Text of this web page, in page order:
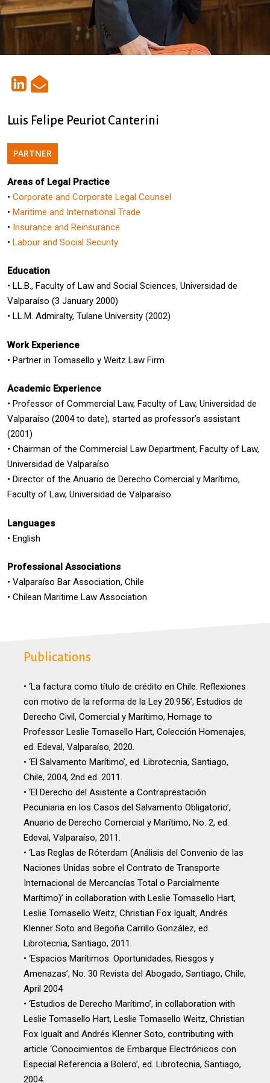
Luis Felipe Peuriot Canterini
PARTNER
Areas of Legal Practice
•Corporate and Corporate Legal Counsel
•Maritime and International Trade
• Insurance and Reinsurance
•Labour and Social Security
Education
• LL.B., Faculty of Law and Social Sciences, Universidad de
Valparaíso (3 January 2000)
• LL.M. Admiralty, Tulane University (2002)
Work Experience
• Partner in Tomasello y Weitz Law Firm
Academic Experience
• Professor of Commercial Law, Faculty of Law, Universidad de
Valparaíso (2004 to date), started as professor’s assistant
(2001)
• Chairman of the Commercial Law Department, Faculty of Law,
Universidad de Valparaíso
• Director of the Anuario de Derecho Comercial y Marítimo,
Faculty of Law, Universidad de Valparaíso
Languages
• English
Professional Associations
• Valparaíso Bar Association, Chile
• Chilean Maritime Law Association
Publications
• ‘La factura como título de crédito en Chile. Reflexiones
con motivo de la reforma de la Ley 20.956’, Estudios de
Derecho Civil, Comercial y Marítimo, Homage to
Professor Leslie Tomasello Hart, Colección Homenajes,
ed. Edeval, Valparaíso, 2020.
• ‘El Salvamento Marítimo’, ed. Librotecnia, Santiago,
Chile, 2004, 2nd ed. 2011.
• ‘El Derecho del Asistente a Contraprestación
Pecuniaria en los Casos del Salvamento Obligatorio’,
Anuario de Derecho Comercial y Marítimo, No. 2, ed.
Edeval, Valparaíso, 2011.
• ‘Las Reglas de Róterdam (Análisis del Convenio de las
Naciones Unidas sobre el Contrato de Transporte
Internacional de Mercancías Total o Parcialmente
Marítimo)’ in collaboration with Leslie Tomasello Hart,
Leslie Tomasello Weitz, Christian Fox Igualt, Andrés
Klenner Soto and Begoña Carrillo González, ed.
Librotecnia, Santiago, 2011.
• ‘Espacios Marítimos. Oportunidades, Riesgos y
Amenazas’, No. 30 Revista del Abogado, Santiago, Chile,
April 2004
• ‘Estudios de Derecho Marítimo’, in collaboration with
Leslie Tomasello Hart, Leslie Tomasello Weitz, Christian
Fox Igualt and Andrés Klenner Soto, contributing with
article ‘Conocimientos de Embarque Electrónicos con
Especial Referencia a Bolero’, ed. Librotecnia, Santiago,
2004.